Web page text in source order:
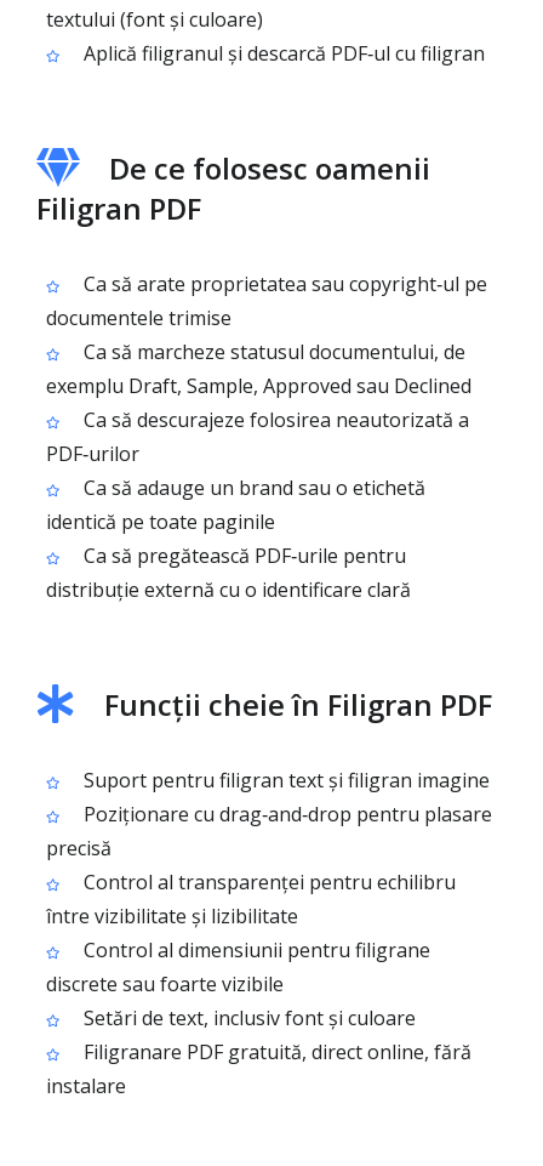
textului (font și culoare)
Aplică filigranul și descarcă PDF‑ul cu filigran
De ce folosesc oamenii
Filigran PDF
Ca să arate proprietatea sau copyright‑ul pe
documentele trimise
Ca să marcheze statusul documentului, de
exemplu Draft, Sample, Approved sau Declined
Ca să descurajeze folosirea neautorizată a
PDF‑urilor
Ca să adauge un brand sau o etichetă
identică pe toate paginile
Ca să pregătească PDF‑urile pentru
distribuție externă cu o identificare clară
Funcții cheie în Filigran PDF
Suport pentru filigran text și filigran imagine
Poziționare cu drag‑and‑drop pentru plasare
precisă
Control al transparenței pentru echilibru
între vizibilitate și lizibilitate
Control al dimensiunii pentru filigrane
discrete sau foarte vizibile
Setări de text, inclusiv font și culoare
Filigranare PDF gratuită, direct online, fără
instalare